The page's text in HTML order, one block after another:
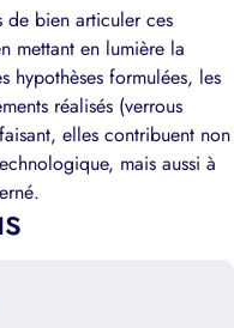
de bien articuler ces
mettant en lumière la
hypothèses formulées, les
réalisés (verrous
elles contribuent non
mais aussi à